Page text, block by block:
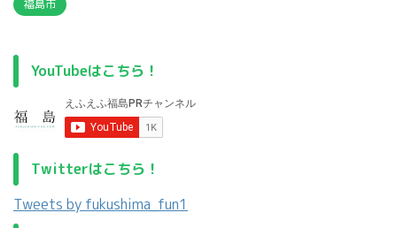
福島市
YouTubeはこちら！
Twitterはこちら！
Tweets by fukushima_fun1